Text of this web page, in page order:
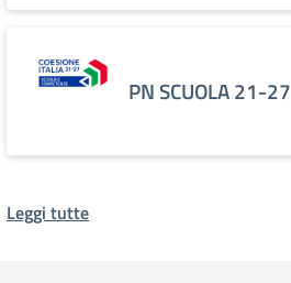
PN SCUOLA 21-27
Leggi tutte